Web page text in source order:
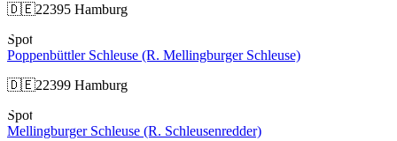
🇩🇪22395 Hamburg
Spot
Poppenbüttler Schleuse (R. Mellingburger Schleuse)
🇩🇪22399 Hamburg
Spot
Mellingburger Schleuse (R. Schleusenredder)